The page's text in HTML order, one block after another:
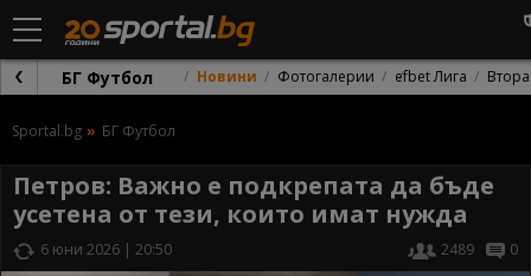
БГ Футбол Новини Фотогалерии efbet Лига
Sportal.bg БГ Футбол
Петров: Важно е подкрепата да бъде
усетена от тези, които имат нужда
6 юни 2026 | 20:50 2489 0